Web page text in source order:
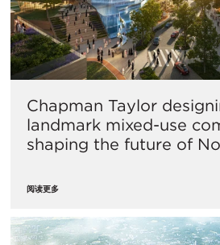
Chapman Taylor
landmark mixed-use
shaping the future of
阅读更多